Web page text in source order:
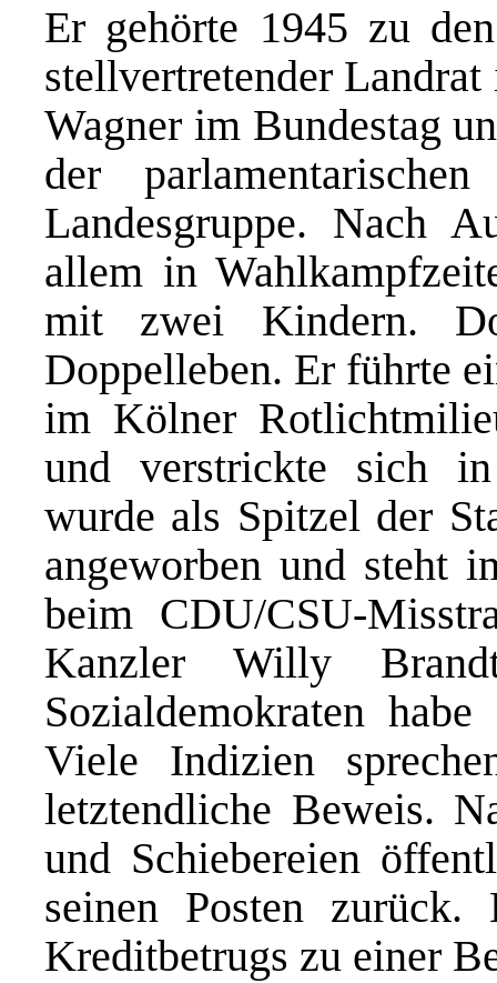
Er gehörte 1945 zu
stellvertretender
Wagner im Bundestag
der
Landesgruppe. Nach
allem in
mit zwei Kindern.
Doppelleben. Er führte
im Kölner
und verstrickte sich
wurde als Spitzel der
angeworben und steht
beim CDU/CSU-
Kanzler Willy
Sozialdemokraten
Viele Indizien
letztendliche Beweis.
und Schiebereien
seinen Posten
Kreditbetrugs zu einer